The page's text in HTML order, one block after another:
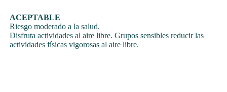
ACEPTABLE
Riesgo moderado a la salud.
Disfruta actividades al aire libre. Grupos sensibles reducir las
actividades físicas vigorosas al aire libre.